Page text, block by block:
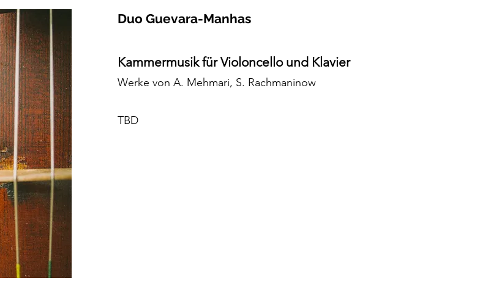
Duo Guevara-Manhas
Kammermusik für Violoncello und Klavier
Werke von A. Mehmari, S. Rachmaninow​
TBD